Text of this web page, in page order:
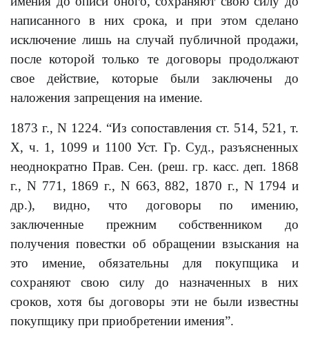
написанного в них срока, и при этом сделано
исключение лишь на случай публичной продажи,
после которой только те договоры продолжают
свое действие, которые были заключены до
наложения запрещения на имение.
1873 г., N 1224. “Из сопоставления ст. 514, 521, т.
Х, ч. 1, 1099 и 1100 Уст. Гр. Суд., разъясненных
неоднократно Прав. Сен. (реш. гр. касс. деп. 1868
г., N 771, 1869 г., N 663, 882, 1870 г., N 1794 и
др.), видно, что договоры по имению,
заключенные прежним собственником до
получения повестки об обращении взыскания на
это имение, обязательны для покупщика и
сохраняют свою силу до назначенных в них
сроков, хотя бы договоры эти не были известны
покупщику при приобретении имения”.